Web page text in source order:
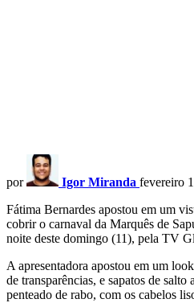
por Igor Miranda fevereiro
Fátima Bernardes apostou em um
cobrir o carnaval da Marquês de
noite deste domingo (11), pela TV
A apresentadora apostou em um
de transparências, e sapatos de
penteado de rabo, com os cabelos